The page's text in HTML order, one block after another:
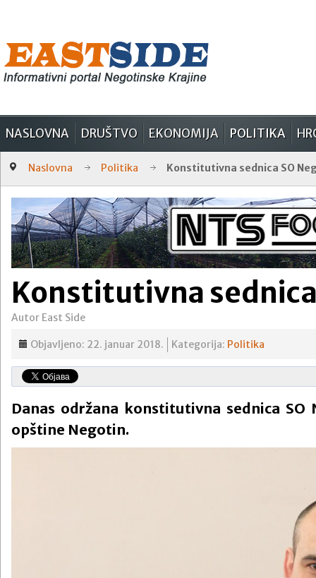
NASLOVNA DRUŠTVO EKONOMIJA POLITIKA
Naslovna Politika Konstitutivna sednica SO
Konstitutivna
Autor East Side
Kategorija: Politika
Objavljeno: 22. januar 2018.
Danas održana konstitutivna sednica
opštine Negotin.